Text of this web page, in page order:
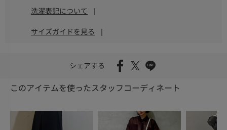
洗濯表記について |
サイズガイドを見る |
シェアする
このアイテムを使ったスタッフコーディネート